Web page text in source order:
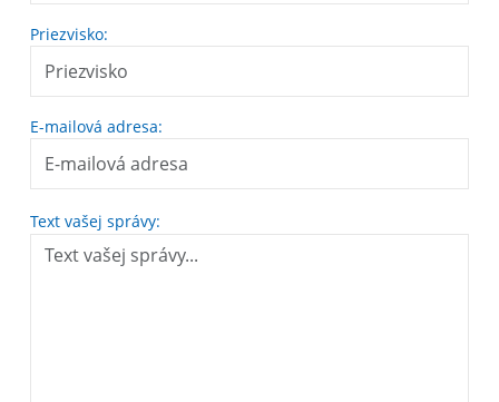
Priezvisko:
E-mailová adresa:
Text vašej správy: